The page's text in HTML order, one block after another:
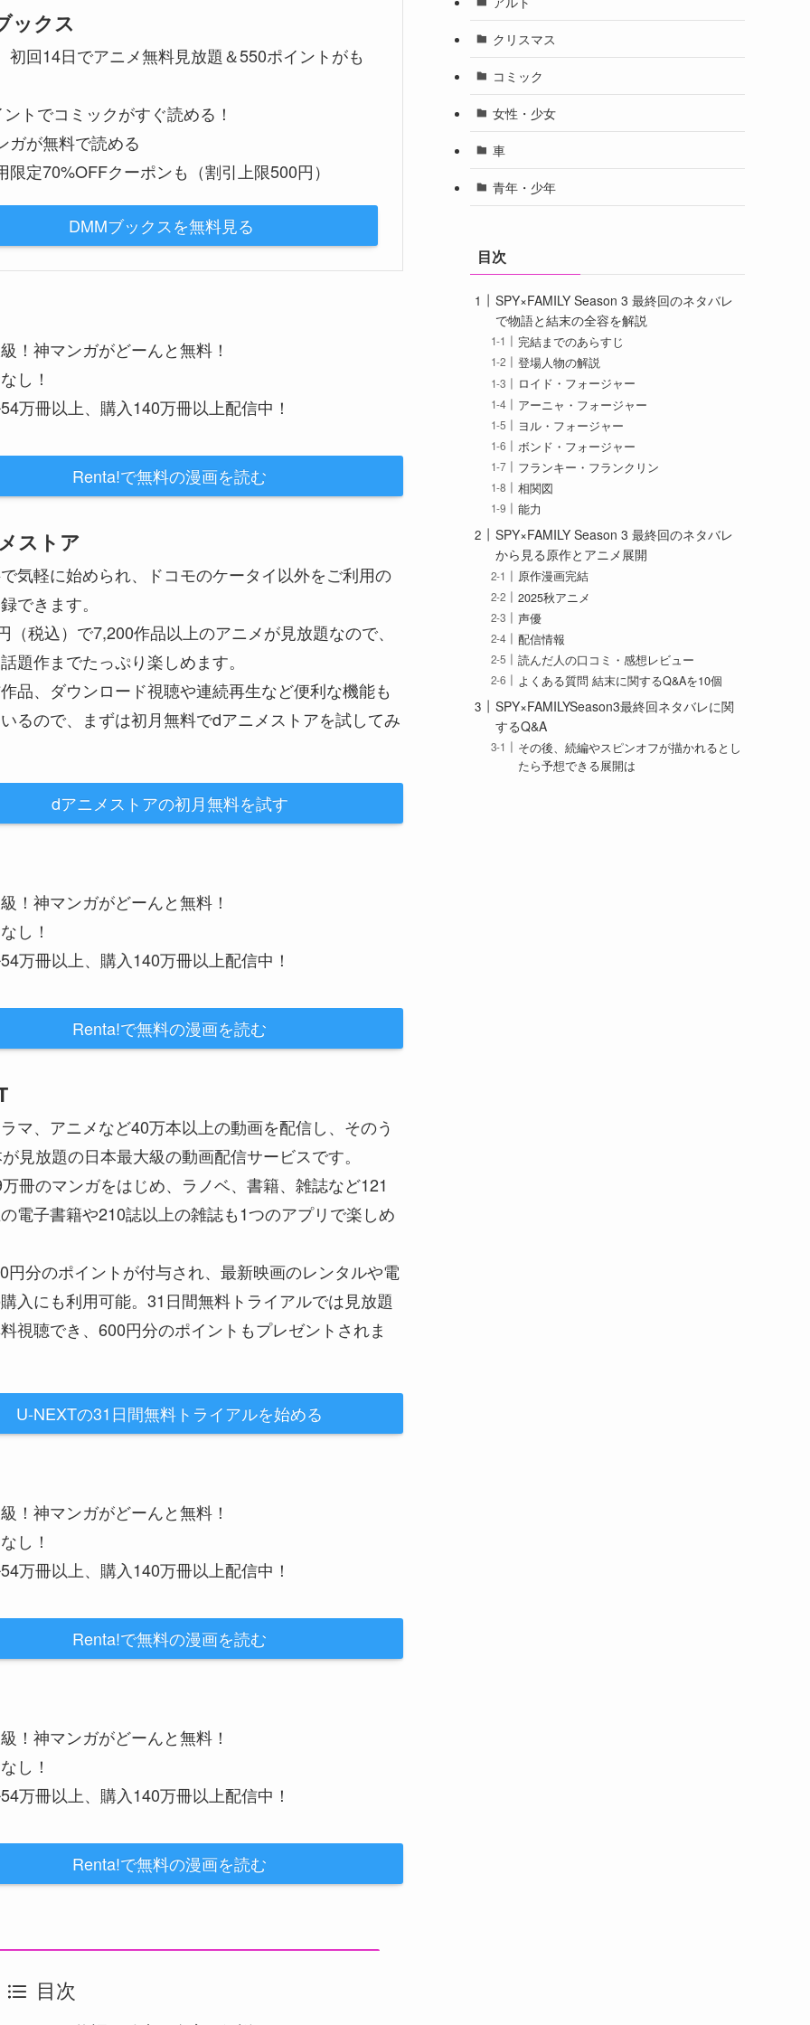
ックス
初回14日でアニメ無料見放題＆550ポイントがも
トでコミックがすぐ読める！
ガが無料で読める
限定70%OFFクーポンも（割引上限500円）
DMMブックスを無料見る
！神マンガがどーんと無料！
し！
万冊以上、購入140万冊以上配信中！
Renta!で無料の漫画を読む
ストア
気軽に始められ、ドコモのケータイ以外をご利用の
できます。
（税込）で7,200作品以上のアニメが見放題なので、
題作までたっぷり楽しめます。
品、ダウンロード視聴や連続再生など便利な機能も
るので、まずは初月無料でdアニメストアを試してみ
dアニメストアの初月無料を試す
！神マンガがどーんと無料！
し！
万冊以上、購入140万冊以上配信中！
Renta!で無料の漫画を読む
マ、アニメなど40万本以上の動画を配信し、そのう
見放題の日本最大級の動画配信サービスです。
冊のマンガをはじめ、ラノベ、書籍、雑誌など121
電子書籍や210誌以上の雑誌も1つのアプリで楽しめ
円分のポイントが付与され、最新映画のレンタルや電
入にも利用可能。31日間無料トライアルでは見放題
視聴でき、600円分のポイントもプレゼントされま
U-NEXTの31日間無料トライアルを始める
！神マンガがどーんと無料！
し！
万冊以上、購入140万冊以上配信中！
Renta!で無料の漫画を読む
！神マンガがどーんと無料！
し！
万冊以上、購入140万冊以上配信中！
Renta!で無料の漫画を読む
目次
クリスマス
コミック
女性・少女
車
青年・少年
目次
SPY×FAMILY Season 3 最終回のネタバレ
で物語と結末の全容を解説
完結までのあらすじ
登場人物の解説
ロイド・フォージャー
アーニャ・フォージャー
ヨル・フォージャー
ボンド・フォージャー
フランキー・フランクリン
相関図
能力
SPY×FAMILY Season 3 最終回のネタバレ
から見る原作とアニメ展開
原作漫画完結
2025秋アニメ
声優
配信情報
読んだ人の口コミ・感想レビュー
よくある質問 結末に関するQ&Aを10個
SPY×FAMILYSeason3最終回ネタバレに関
するQ&A
その後、続編やスピンオフが描かれるとし
たら予想できる展開は